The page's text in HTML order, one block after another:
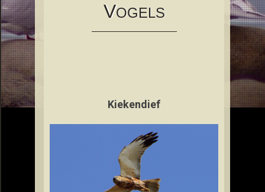
VOGELS
Kiekendief